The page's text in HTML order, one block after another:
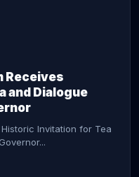
Receives
and Dialogue
Invitation for Tea